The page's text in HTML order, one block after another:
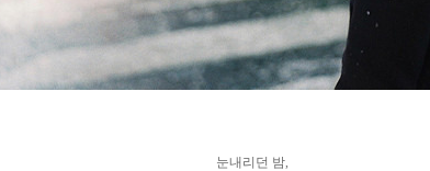
눈내리던 밤,